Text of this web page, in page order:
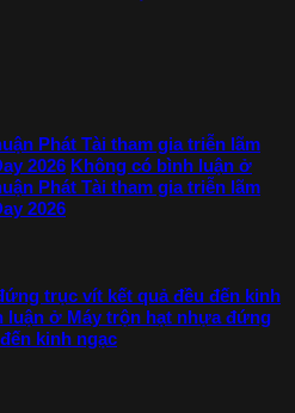
Phát Tài tham gia triễn lãm
2026 Không có bình luận ở
Phát Tài tham gia triễn lãm
2026
trục vít kết quả đều đến kinh
luận ở Máy trộn hạt nhựa đứng
kinh ngạc